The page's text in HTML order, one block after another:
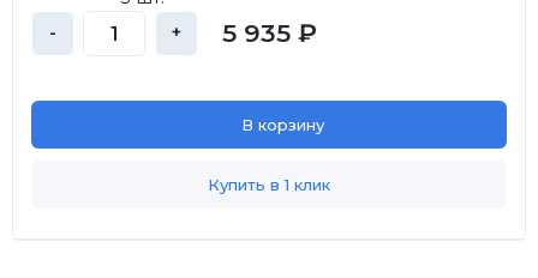
- + 5 935 ₽
В корзину
Купить в 1 клик